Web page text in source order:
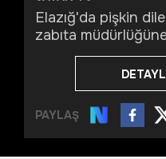
Elazığ'da pişkin
zabıta
PAYLAŞ